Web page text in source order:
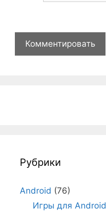
Рубрики
Android (76)
Игры для Android